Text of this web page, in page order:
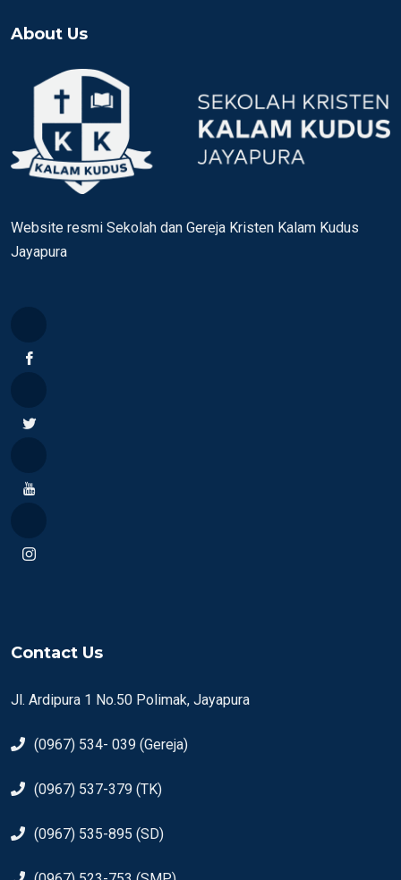
About Us
Website resmi Sekolah dan Gereja Kristen Kalam Kudus
Jayapura
Contact Us
Jl. Ardipura 1 No.50 Polimak, Jayapura
(0967) 534- 039 (Gereja)
(0967) 537-379 (TK)
(0967) 535-895 (SD)